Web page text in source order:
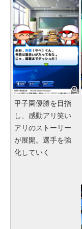
甲子園優勝を目指
し、感動アリ笑い
アリのストーリー
が展開。選手を強
化していく